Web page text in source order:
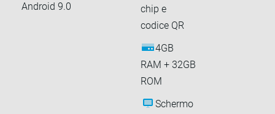
Android 9.0
chip e
codice QR
4GB
RAM + 32GB
ROM
Schermo